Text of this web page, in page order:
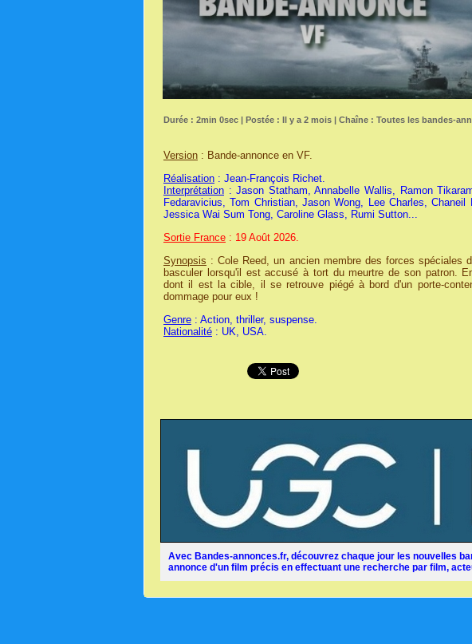
Durée : 2min 0sec | Postée : Il y a 2 mois | Chaîne : Toutes les bandes-
Version : Bande-annonce en VF.
Réalisation : Jean-François Richet.
Interprétation : Jason Statham, Annabelle Wallis, Ramon
Fedaravicius, Tom Christian, Jason Wong, Lee Charles,
Jessica Wai Sum Tong, Caroline Glass, Rumi Sutton...
Sortie France : 19 Août 2026.
Synopsis : Cole Reed, un ancien membre des forces spéciales
basculer lorsqu'il est accusé à tort du meurtre de son patron.
dont il est la cible, il se retrouve piégé à bord d'un porte-
dommage pour eux !
Genre : Action, thriller, suspense.
Nationalité : UK, USA.
Avec Bandes-annonces.fr, découvrez chaque jour les nouvelles
annonce d'un film précis en effectuant une recherche par film,